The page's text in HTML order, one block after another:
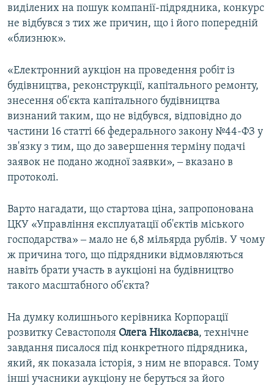
виділених на пошук компанії-підрядника, конкурс
не відбувся з тих же причин, що і його попередній
«близнюк».
«Електронний аукціон на проведення робіт із
будівництва, реконструкції, капітального ремонту,
знесення об'єкта капітального будівництва
визнаний таким, що не відбувся, відповідно до
частини 16 статті 66 федерального закону №44-ФЗ у
зв'язку з тим, що до завершення терміну подачі
заявок не подано жодної заявки», ‒ вказано в
протоколі.
Варто нагадати, що стартова ціна, запропонована
ЦКУ «Управління експлуатації об'єктів міського
господарства» ‒ мало не 6,8 мільярда рублів. У чому
ж причина того, що підрядники відмовляються
навіть брати участь в аукціоні на будівництво
такого масштабного об'єкта?
На думку колишнього керівника Корпорації
розвитку Севастополя Олега Ніколаєва, технічне
завдання писалося під конкретного підрядника,
який, як показала історія, з ним не впорався. Тому
інші учасники аукціону не беруться за його